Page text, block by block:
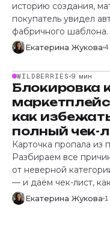
историю создания,
покупатель увидел
фабричного шаблона.
Екатерина Жукова
WILDBERRIES 9 мин
Блокировка
как
полный чек-
Карточка пропала из
Разбираем все
от неверной
— и даём чек-лист,
Екатерина Жукова